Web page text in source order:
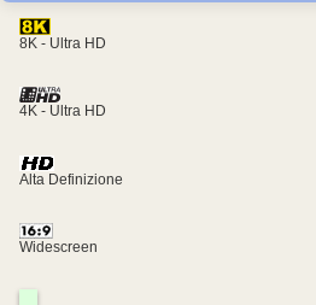
8K - Ultra HD
4K - Ultra HD
Alta Definizione
Widescreen